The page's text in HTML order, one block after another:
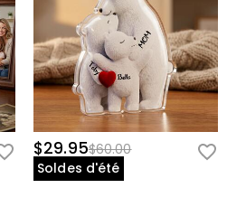
$29.95$60.00
Soldes d'été